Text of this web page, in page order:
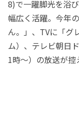
8)で一躍脚光を浴
幅広く活躍。今年
ん。」、TVに「グ
ム）、テレビ朝日
1時～）の放送が控